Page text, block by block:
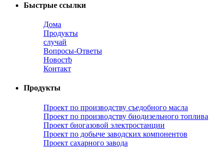
Быстрые ссылки
Дома
Продукты
случай
Вопросы-Ответы
Новостb
Контакт
Продукты
Проект по производству съедобного масла
Проект по производству биодизельного топлива
Проект биогазовой электростанции
Проект по добыче заводских компонентов
Проект сахарного завода